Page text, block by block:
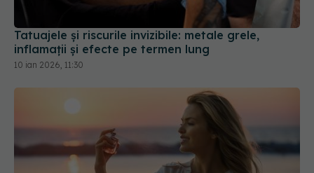
Tatuajele și riscurile invizibile: metale grele,
inflamații și efecte pe termen lung
10 ian 2026, 11:30